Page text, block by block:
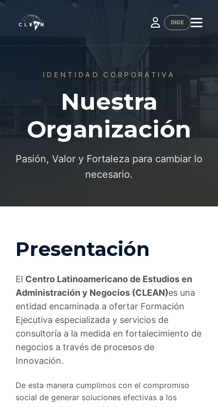
DIGE
IDENTIDAD CORPORATIVA
Nuestra
Organización
Pasión, Valor y Fortaleza para cambiar lo
necesario.
Presentación
El Centro Latinoamericano de Estudios en
Administración y Negocios (CLEAN)es una
entidad encaminada a ofertar Formación
Ejecutiva especializada y servicios de
consultoría a la medida en fortalecimiento de
negocios a través de procesos de
Innovación.
De esta manera cumplimos con el compromiso
social de generar soluciones efectivas a los